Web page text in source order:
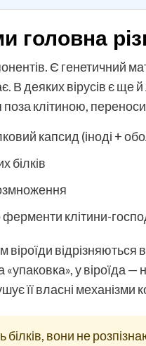
головна
Є генетичний
В деяких вірусів є ще
поза клітиною,
капсид (іноді +
білків
клітини-
відрізняються
у віроїда —
її власні механізми
білків, вони не